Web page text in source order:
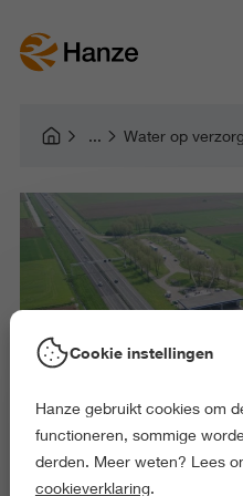
Cookie instellingen
Hanze gebruikt cookies om
functioneren, sommige
derden. Meer weten? Lees
cookieverklaring.